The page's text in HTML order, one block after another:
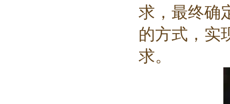
求，最终确
的方式，实
求。